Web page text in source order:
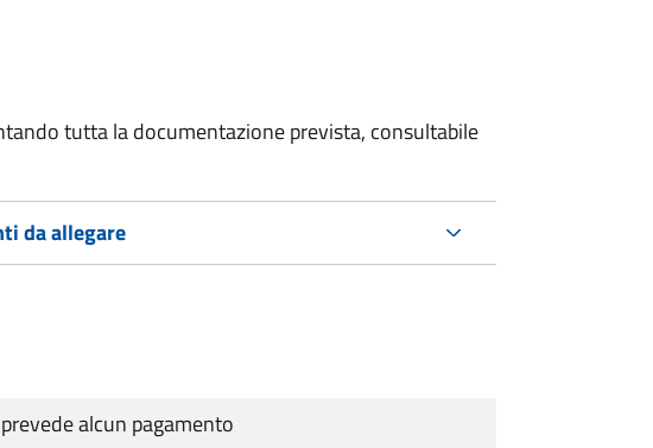
tutta la documentazione prevista, consultabile
da allegare
alcun pagamento